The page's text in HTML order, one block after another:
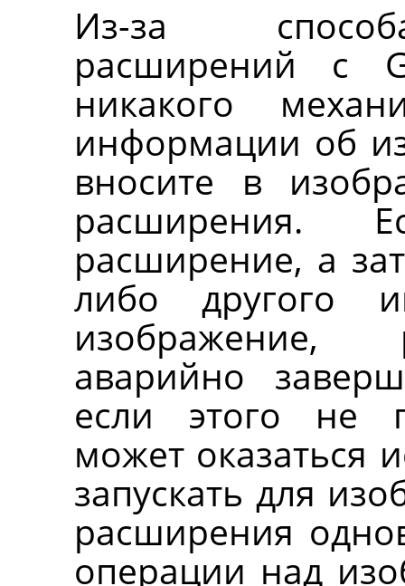
Из-за
расширений с
никакого
информации об
вносите в
расширения.
расширение, а
либо другого
изображение,
аварийно
если этого не
может оказаться
запускать для
расширения
операции над